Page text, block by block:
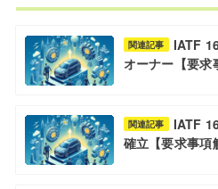
関連記事
IATF
オーナー【要求
関連記事
IATF
確立【要求事項